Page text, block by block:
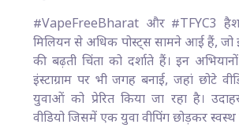
#VapeFreeBharat और #TFYC3
मिलियन से अधिक पोस्ट्स सामने आई हैं, जो
की बढ़ती चिंता को दर्शाते हैं। इन
इंस्टाग्राम पर भी जगह बनाई, जहां छोटे
युवाओं को प्रेरित किया जा रहा है।
वीडियो जिसमें एक युवा वीपिंग छोड़कर